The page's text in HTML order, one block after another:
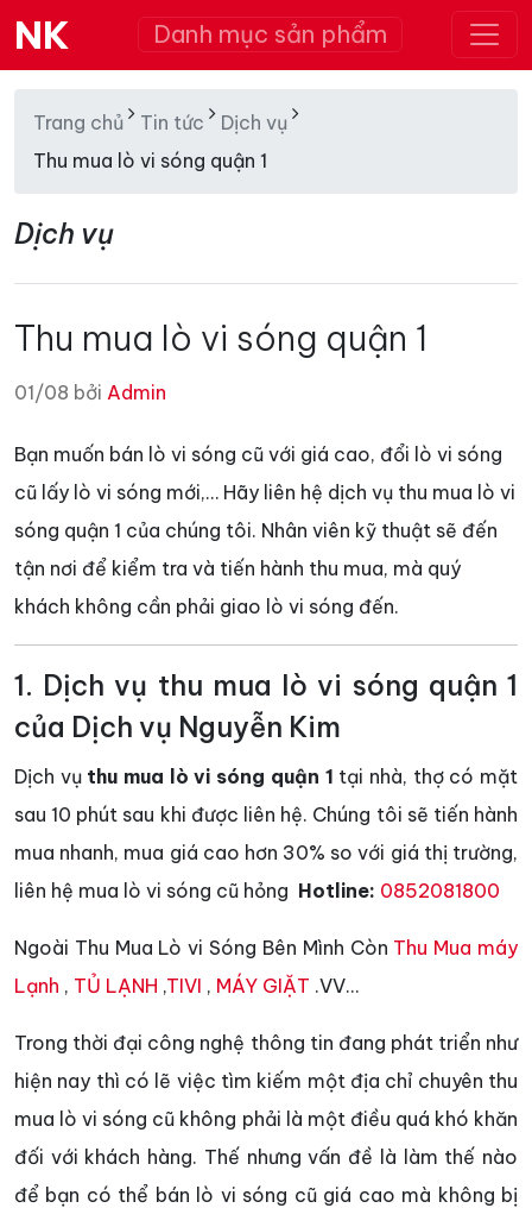
NK Danh mục sản phẩm
Trang chủ Tin tức
Dịch vụ
Thu mua lò vi sóng quận 1
Dịch vụ
Thu mua lò vi sóng quận 1
01/08 bởi Admin
Bạn muốn bán lò vi sóng cũ với giá cao, đổi lò vi sóng
cũ lấy lò vi sóng mới,… Hãy liên hệ dịch vụ thu mua lò vi
sóng quận 1 của chúng tôi. Nhân viên kỹ thuật sẽ đến
tận nơi để kiểm tra và tiến hành thu mua, mà quý
khách không cần phải giao lò vi sóng đến.
1. Dịch vụ thu mua lò vi sóng quận 1
của Dịch vụ Nguyễn Kim
Dịch vụ thu mua lò vi sóng quận 1 tại nhà, thợ có mặt
sau 10 phút sau khi được liên hệ. Chúng tôi sẽ tiến hành
mua nhanh, mua giá cao hơn 30% so với giá thị trường,
liên hệ mua lò vi sóng cũ hỏng Hotline: 0852081800
Ngoài Thu Mua Lò vi Sóng Bên Mình Còn Thu Mua máy
Lạnh , TỦ LẠNH ,TIVI , MÁY GIẶT .VV...
Trong thời đại công nghệ thông tin đang phát triển như
hiện nay thì có lẽ việc tìm kiếm một địa chỉ chuyên thu
mua lò vi sóng cũ không phải là một điều quá khó khăn
đối với khách hàng. Thế nhưng vấn đề là làm thế nào
để bạn có thể bán lò vi sóng cũ giá cao mà không bị